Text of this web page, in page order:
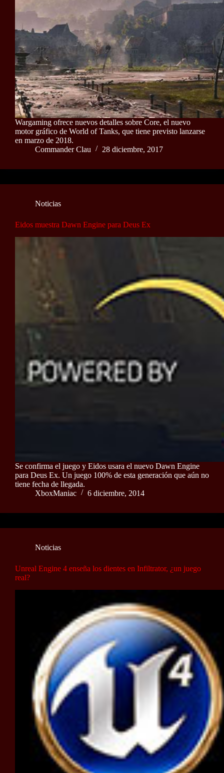
Wargaming ofrece nuevos detalles sobre Core, el nuevo
motor gráfico de World of Tanks, que tiene previsto lanzarse
en marzo de 2018.
Commander Clau
28 diciembre, 2017
Noticias
Eidos muestra Dawn Engine para Deus Ex
Se confirma el juego y Eidos usara el nuevo Dawn Engine
para Deus Ex. Un juego 100% de esta generación que aún no
tiene fecha de llegada.
XboxManiac
6 diciembre, 2014
Noticias
Unreal Engine 4 enseña los dientes en Infiltrator, ¿un juego
real?